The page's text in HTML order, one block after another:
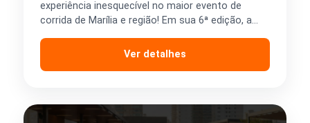
experiência inesquecível no maior evento de
corrida de Marília e região! Em sua 6ª edição, a
Ver detalhes